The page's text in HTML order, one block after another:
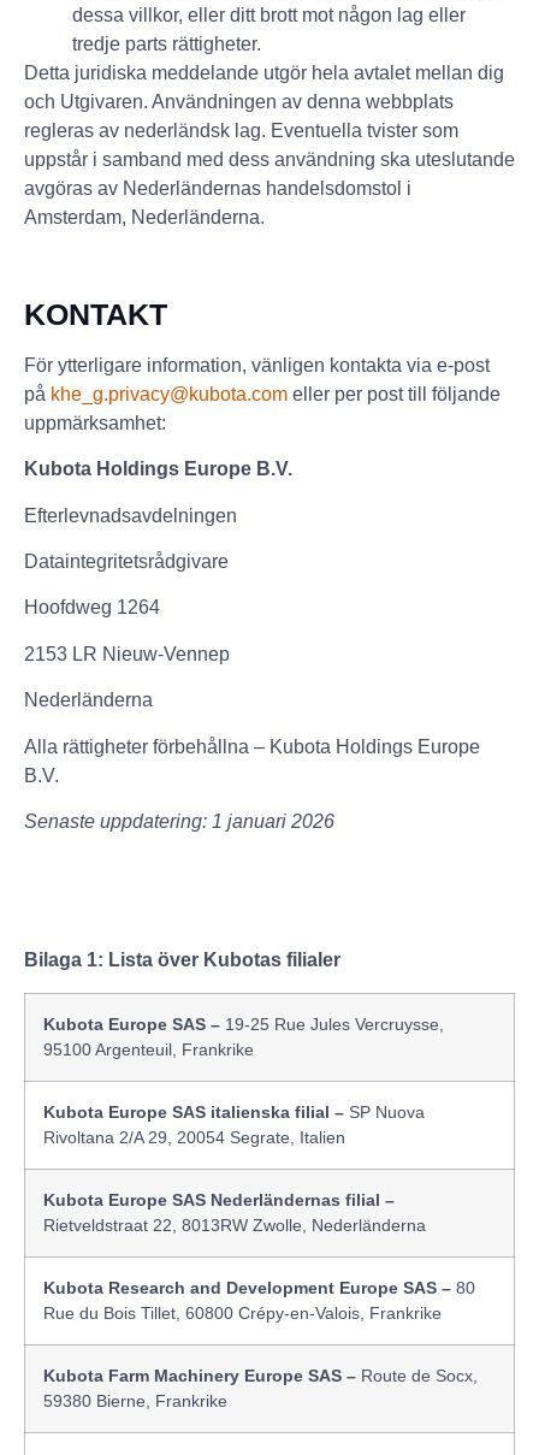
dessa villkor, eller ditt brott mot någon lag eller
tredje parts rättigheter.
Detta juridiska meddelande utgör hela avtalet mellan dig
och Utgivaren. Användningen av denna webbplats
regleras av nederländsk lag. Eventuella tvister som
uppstår i samband med dess användning ska uteslutande
avgöras av Nederländernas handelsdomstol i
Amsterdam, Nederländerna.
KONTAKT
För ytterligare information, vänligen kontakta via e-post
på khe_g.privacy@kubota.com eller per post till följande
uppmärksamhet:
Kubota Holdings Europe B.V.
Efterlevnadsavdelningen
Dataintegritetsrådgivare
Hoofdweg 1264
2153 LR Nieuw-Vennep
Nederländerna
Alla rättigheter förbehållna – Kubota Holdings Europe
B.V.
Senaste uppdatering: 1 januari 2026
Bilaga 1: Lista över Kubotas filialer
Kubota Europe SAS – 19-25 Rue Jules Vercruysse,
95100 Argenteuil, Frankrike
Kubota Europe SAS italienska filial – SP Nuova
Rivoltana 2/A 29, 20054 Segrate, Italien
Kubota Europe SAS Nederländernas filial –
Rietveldstraat 22, 8013RW Zwolle, Nederländerna
Kubota Research and Development Europe SAS – 80
Rue du Bois Tillet, 60800 Crépy-en-Valois, Frankrike
Kubota Farm Machinery Europe SAS – Route de Socx,
59380 Bierne, Frankrike